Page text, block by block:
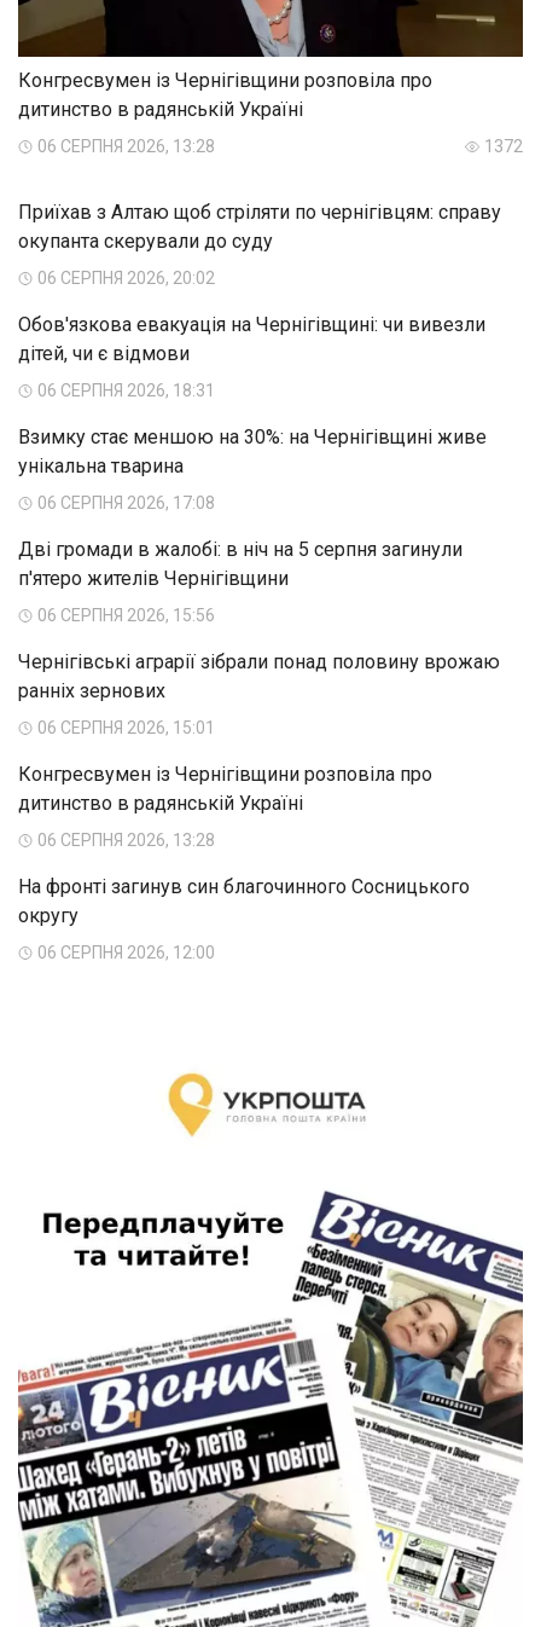
Конгресвумен із Чернігівщини розповіла про
дитинство в радянській Україні
06 СЕРПНЯ 2026, 13:28 1372
Приїхав з Алтаю щоб стріляти по чернігівцям: справу
окупанта скерували до суду
06 СЕРПНЯ 2026, 20:02
Обов'язкова евакуація на Чернігівщині: чи вивезли
дітей, чи є відмови
06 СЕРПНЯ 2026, 18:31
Взимку стає меншою на 30%: на Чернігівщині живе
унікальна тварина
06 СЕРПНЯ 2026, 17:08
Дві громади в жалобі: в ніч на 5 серпня загинули
п'ятеро жителів Чернігівщини
06 СЕРПНЯ 2026, 15:56
Чернігівські аграрії зібрали понад половину врожаю
ранніх зернових
06 СЕРПНЯ 2026, 15:01
Конгресвумен із Чернігівщини розповіла про
дитинство в радянській Україні
06 СЕРПНЯ 2026, 13:28
На фронті загинув син благочинного Сосницького
округу
06 СЕРПНЯ 2026, 12:00